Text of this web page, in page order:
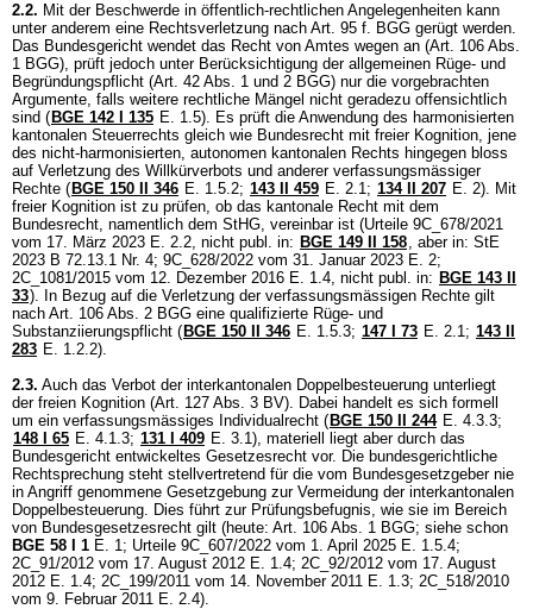
2.2. Mit der Beschwerde in öffentlich-rechtlichen Angelegenheiten kann
unter anderem eine Rechtsverletzung nach Art. 95 f. BGG gerügt werden.
Das Bundesgericht wendet das Recht von Amtes wegen an (Art. 106 Abs.
1 BGG), prüft jedoch unter Berücksichtigung der allgemeinen Rüge- und
Begründungspflicht (Art. 42 Abs. 1 und 2 BGG) nur die vorgebrachten
Argumente, falls weitere rechtliche Mängel nicht geradezu offensichtlich
sind ( BGE 142 I 135 E. 1.5). Es prüft die Anwendung des harmonisierten
kantonalen Steuerrechts gleich wie Bundesrecht mit freier Kognition, jene
des nicht-harmonisierten, autonomen kantonalen Rechts hingegen bloss
auf Verletzung des Willkürverbots und anderer verfassungsmässiger
Rechte ( BGE 150 II 346 E. 1.5.2; 143 II 459 E. 2.1; 134 II 207 E. 2). Mit
freier Kognition ist zu prüfen, ob das kantonale Recht mit dem
Bundesrecht, namentlich dem StHG, vereinbar ist (Urteile 9C_678/2021
vom 17. März 2023 E. 2.2, nicht publ. in: BGE 149 II 158, aber in: StE
2023 B 72.13.1 Nr. 4; 9C_628/2022 vom 31. Januar 2023 E. 2;
2C_1081/2015 vom 12. Dezember 2016 E. 1.4, nicht publ. in: BGE 143 II
33). In Bezug auf die Verletzung der verfassungsmässigen Rechte gilt
nach Art. 106 Abs. 2 BGG eine qualifizierte Rüge- und
Substanziierungspflicht ( BGE 150 II 346 E. 1.5.3; 147 I 73 E. 2.1; 143 II
283 E. 1.2.2).
2.3. Auch das Verbot der interkantonalen Doppelbesteuerung unterliegt
der freien Kognition (Art. 127 Abs. 3 BV). Dabei handelt es sich formell
um ein verfassungsmässiges Individualrecht ( BGE 150 II 244 E. 4.3.3;
148 I 65 E. 4.1.3; 131 I 409 E. 3.1), materiell liegt aber durch das
Bundesgericht entwickeltes Gesetzesrecht vor. Die bundesgerichtliche
Rechtsprechung steht stellvertretend für die vom Bundesgesetzgeber nie
in Angriff genommene Gesetzgebung zur Vermeidung der interkantonalen
Doppelbesteuerung. Dies führt zur Prüfungsbefugnis, wie sie im Bereich
von Bundesgesetzesrecht gilt (heute: Art. 106 Abs. 1 BGG; siehe schon
BGE 58 I 1 E. 1; Urteile 9C_607/2022 vom 1. April 2025 E. 1.5.4;
2C_91/2012 vom 17. August 2012 E. 1.4; 2C_92/2012 vom 17. August
2012 E. 1.4; 2C_199/2011 vom 14. November 2011 E. 1.3; 2C_518/2010
vom 9. Februar 2011 E. 2.4).